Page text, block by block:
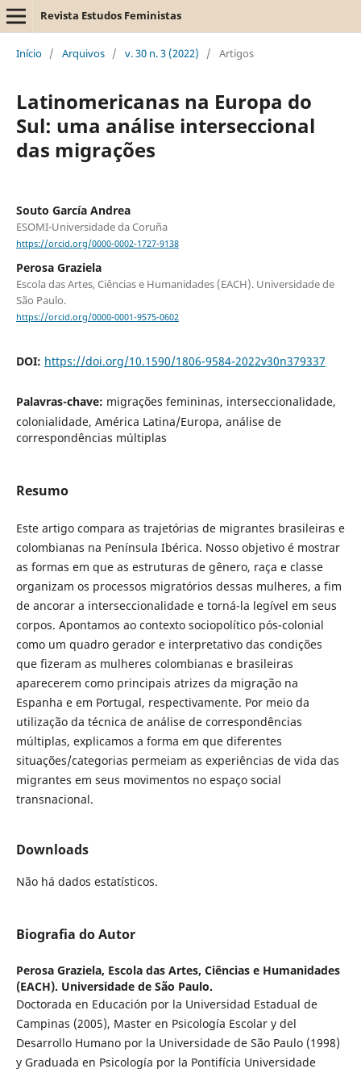
Revista Estudos Feministas
Início / Arquivos / v. 30 n. 3 (2022) / Artigos
Latinomericanas na Europa do
Sul: uma análise interseccional
das migrações
Souto García Andrea
ESOMI-Universidade da Coruña
https://orcid.org/0000-0002-1727-9138
Perosa Graziela
Escola das Artes, Ciências e Humanidades (EACH). Universidade de
São Paulo.
https://orcid.org/0000-0001-9575-0602
DOI: https://doi.org/10.1590/1806-9584-2022v30n379337
Palavras-chave: migrações femininas, interseccionalidade,
colonialidade, América Latina/Europa, análise de
correspondências múltiplas
Resumo
Este artigo compara as trajetórias de migrantes brasileiras e
colombianas na Península Ibérica. Nosso objetivo é mostrar
as formas em que as estruturas de gênero, raça e classe
organizam os processos migratórios dessas mulheres, a fim
de ancorar a interseccionalidade e torná-la legível em seus
corpos. Apontamos ao contexto sociopolítico pós-colonial
como um quadro gerador e interpretativo das condições
que fizeram as mulheres colombianas e brasileiras
aparecerem como principais atrizes da migração na
Espanha e em Portugal, respectivamente. Por meio da
utilização da técnica de análise de correspondências
múltiplas, explicamos a forma em que diferentes
situações/categorias permeiam as experiências de vida das
migrantes em seus movimentos no espaço social
transnacional.
Downloads
Não há dados estatísticos.
Biografia do Autor
Perosa Graziela, Escola das Artes, Ciências e Humanidades
(EACH). Universidade de São Paulo.
Doctorada en Educación por la Universidad Estadual de
Campinas (2005), Master en Psicología Escolar y del
Desarrollo Humano por la Universidade de São Paulo (1998)
y Graduada en Psicología por la Pontifícia Universidade